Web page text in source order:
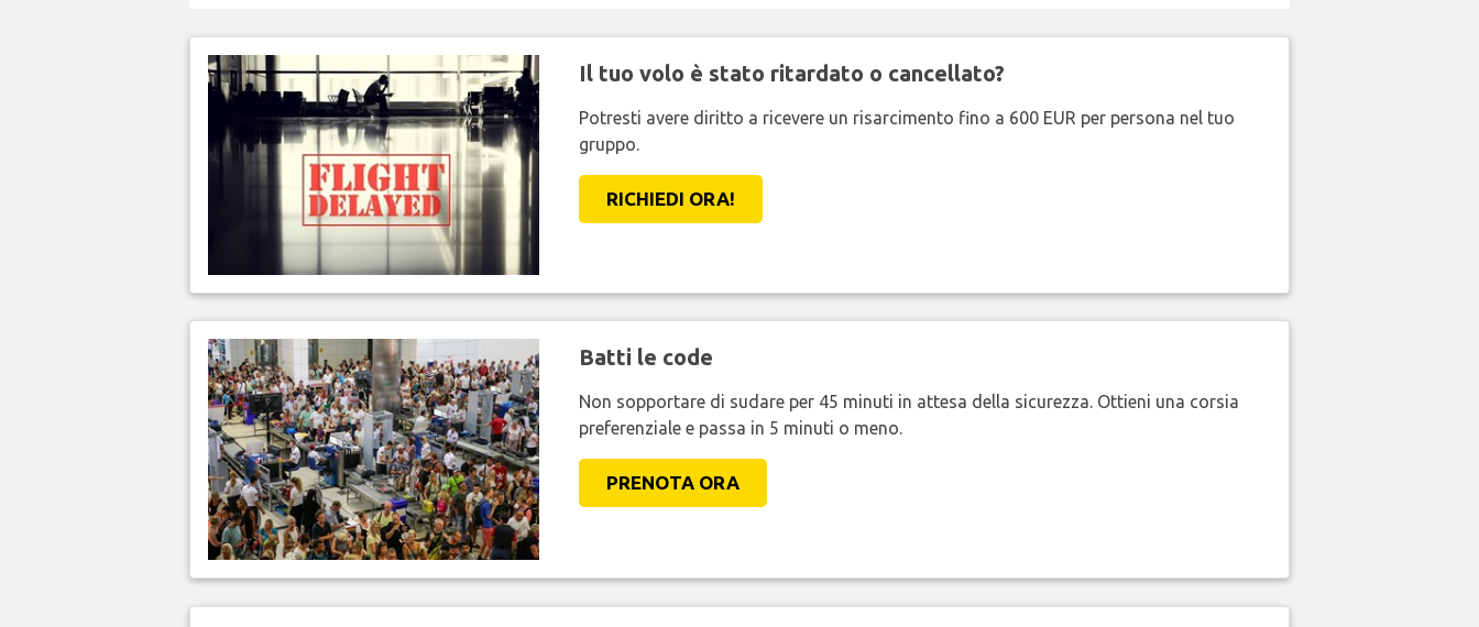
Il tuo volo è stato ritardato o cancellato?
Potresti avere diritto a ricevere un risarcimento fino a 600 EUR per persona nel tuo
gruppo.
RICHIEDI ORA!
Batti le code
Non sopportare di sudare per 45 minuti in attesa della sicurezza. Ottieni una corsia
preferenziale e passa in 5 minuti o meno.
PRENOTA ORA